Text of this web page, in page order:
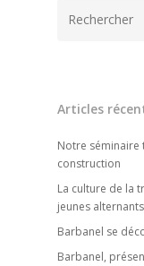
Articles
Notre séminaire
construction
La culture de la
jeunes
Barbanel se
Barbanel,